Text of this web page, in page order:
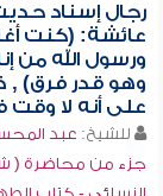
رجال إسناد
عائشة: (كنت
ورسول الله من
وهو قدر فرق) ,
على أنه لا
للشيخ: عبد
جزء من محاضرة (